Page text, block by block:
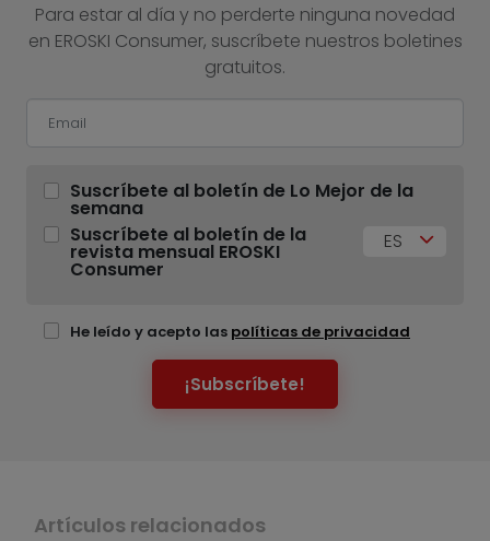
Para estar al día y no perderte ninguna novedad
en EROSKI Consumer, suscríbete nuestros boletines
gratuitos.
Suscríbete al boletín de Lo Mejor de la
semana
Suscríbete al boletín de la
revista mensual EROSKI
Consumer
ES
He leído y acepto las políticas de privacidad
¡Subscríbete!
Artículos relacionados